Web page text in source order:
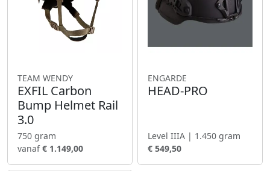
TEAM WENDY
EXFIL Carbon
Bump Helmet Rail
3.0
750 gram
vanaf€ 1.149,00
ENGARDE
HEAD-PRO
Level IIIA | 1.450 gram
€ 549,50